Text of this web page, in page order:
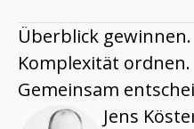
Überblick gewinnen.
Komplexität ordnen.
Gemeinsam
Jens